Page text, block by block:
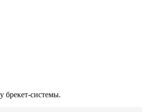
брекет-системы.